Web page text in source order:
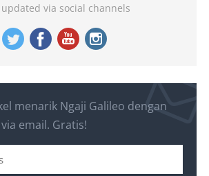
updated via social channels
menarik Ngaji Galileo dengan
email. Gratis!